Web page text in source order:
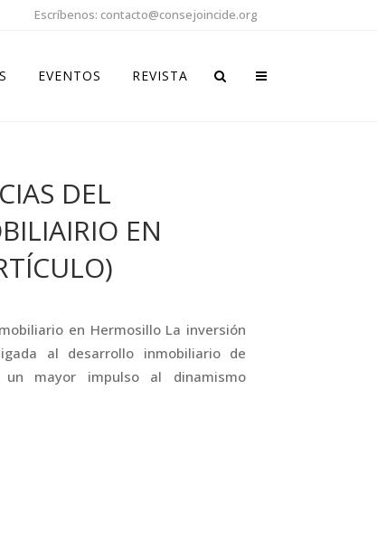
Escríbenos: contacto@consejoincide.org
EVENTOS REVISTA
DEL
EN
en Hermosillo La inversión
al desarrollo inmobiliario de
mayor impulso al dinamismo